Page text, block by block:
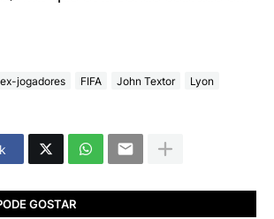
ex-jogadores FIFA John Textor
Lyon
GOSTAR